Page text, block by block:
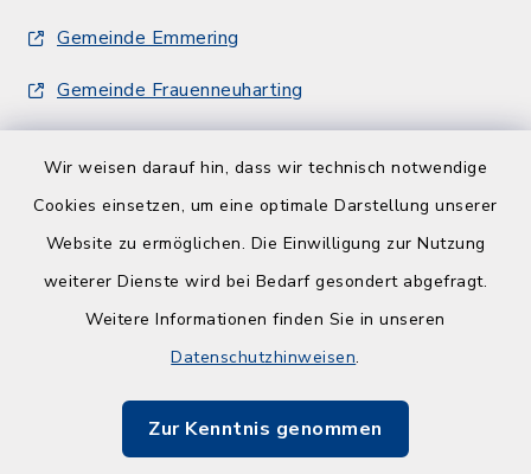
Wir weisen darauf hin, dass wir technisch notwendige
Cookies einsetzen, um eine optimale Darstellung unserer
Website zu ermöglichen. Die Einwilligung zur Nutzung
weiterer Dienste wird bei Bedarf gesondert abgefragt.
Weitere Informationen finden Sie in unseren
Datenschutzhinweisen.
Zur Kenntnis genommen
Gemeinde Emmering
Gemeinde Frauenneuharting
Barrierefreiheit